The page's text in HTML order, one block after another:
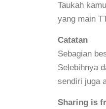
Taukah
yang main
Catatan
Sebagian
Selebihnya
sendiri juga
Sharing is